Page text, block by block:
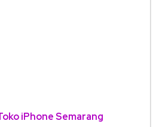
iPhone Semarang